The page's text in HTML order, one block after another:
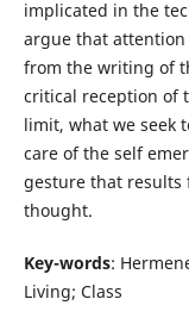
implicated in the
argue that
from the writing of
critical reception of
limit, what we seek
care of the self
gesture that results
thought.
Key-words:
Living; Class